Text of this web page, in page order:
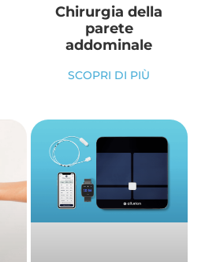
Chirurgia della
parete
addominale
SCOPRI DI PIÙ